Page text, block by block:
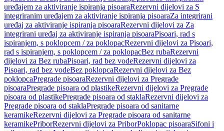
uređajem za aktiviranje ispiranja pisoaraRezervni dijelovi za S
integriranim uređajem za aktiviranje ispiranja pisoaraZa integrirani
uređaj za aktiviranje ispiranja pisoaraRezervni dijelovi za Za
integrirani uređaj za aktiviranje ispiranja pisoaraPisoari, rad s
ispiranjem, s poklopcem / za poklopacRezervni dijelovi za Pisoari,
rad s ispiranjem, s poklopcem / za poklopacBez rubaRezervni
dijelovi za Bez rubaPisoari, rad bez vodeRezervni dijelovi za
Pisoari, rad bez vodeBez poklopcaRezervni dijelovi za Bez
poklopcaPregrade pisoaraRezervni dijelovi za Pregrade
pisoaraPregrade pisoara od plastikeRezervni dijelovi za Pregrade
pisoara od plastikePregrade pisoara od staklaRezervni dijelovi za
Pregrade pisoara od staklaPregrade pisoara od sanitarne
keramikeRezervni dijelovi za Pregrade pisoara od sanitarne
keramikePriborRezervni dijelovi za PriborPoklopac pisoaraSifoni i